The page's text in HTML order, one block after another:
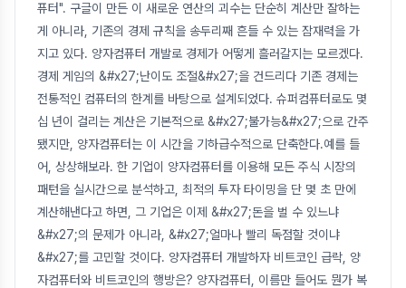
퓨터". 구글이 만든 이 새로운 연산의 괴수는 단순히 계산만 잘하는
게 아니라, 기존의 경제 규칙을 송두리째 흔들 수 있는 잠재력을 가
지고 있다. 양자컴퓨터 개발로 경제가 어떻게 흘러갈지는 모르겠다.
경제 게임의 &#x27;난이도 조절&#x27;을 건드리다 기존 경제는
전통적인 컴퓨터의 한계를 바탕으로 설계되었다. 슈퍼컴퓨터로도 몇
십 년이 걸리는 계산은 기본적으로 &#x27;불가능&#x27;으로 간주
됐지만, 양자컴퓨터는 이 시간을 기하급수적으로 단축한다.예를 들
어, 상상해보라. 한 기업이 양자컴퓨터를 이용해 모든 주식 시장의
패턴을 실시간으로 분석하고, 최적의 투자 타이밍을 단 몇 초 만에
계산해낸다고 하면, 그 기업은 이제 &#x27;돈을 벌 수 있느냐
&#x27;의 문제가 아니라, &#x27;얼마나 빨리 독점할 것이냐
&#x27;를 고민할 것이다. 양자컴퓨터 개발하자 비트코인 급락, 양
자컴퓨터와 비트코인의 행방은? 양자컴퓨터, 이름만 들어도 뭔가 복